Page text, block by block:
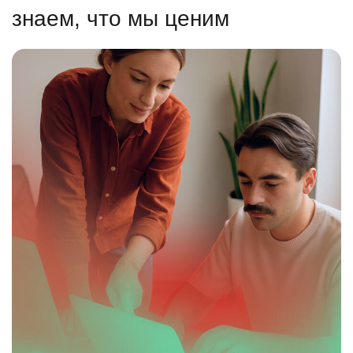
знаем, что мы ценим